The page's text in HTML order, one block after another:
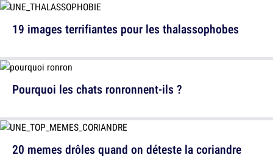
19 images terrifiantes pour les thalassophobes
20 memes drôles quand on déteste la coriandre
Pourquoi les chats ronronnent-ils ?